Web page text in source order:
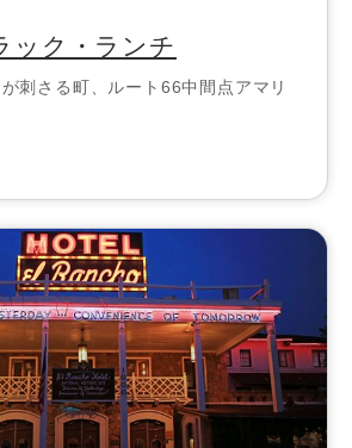
ック・ランチ
刺さる町、ルート66中間点アマリ